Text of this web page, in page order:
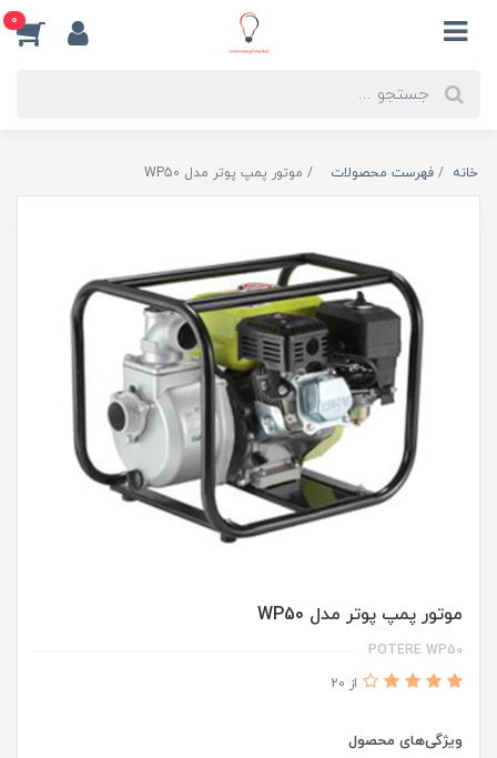
0
خانه فهرست محصولات موتور پمپ پوتر مدل WP50
موتور پمپ پوتر مدل WP50
POTERE WP50
از 20
ویژگی‌های محصول